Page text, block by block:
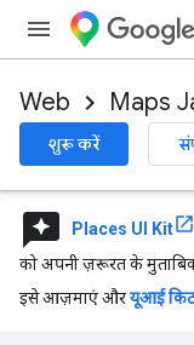
Web Maps
शुरू करें
reviews Places UI Kit
को अपनी ज़रूरत के
इसे आज़माएं औरयूआई